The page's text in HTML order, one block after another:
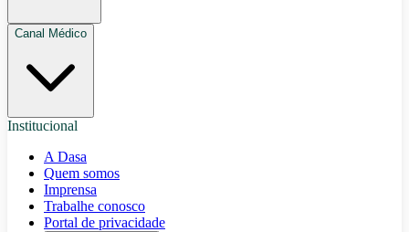
Canal Médico
Institucional
A Dasa
Quem somos
Imprensa
Trabalhe conosco
Portal de privacidade